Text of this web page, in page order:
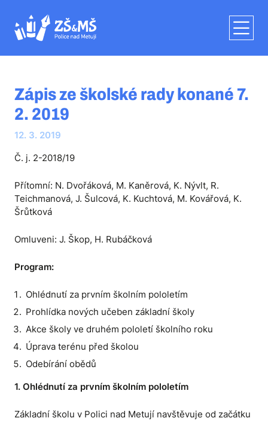
Zápis ze školské rady konané 7.
2. 2019
12. 3. 2019
Č. j. 2-2018/19
Přítomní: N. Dvořáková, M. Kaněrová, K. Nývlt, R.
Teichmanová, J. Šulcová, K. Kuchtová, M. Kovářová, K.
Šrůtková
Omluveni: J. Škop, H. Rubáčková
Program:
Ohlédnutí za prvním školním pololetím
Prohlídka nových učeben základní školy
Akce školy ve druhém pololetí školního roku
Úprava terénu před školou
Odebírání obědů
1. Ohlédnutí za prvním školním pololetím
Základní školu v Polici nad Metují navštěvuje od začátku